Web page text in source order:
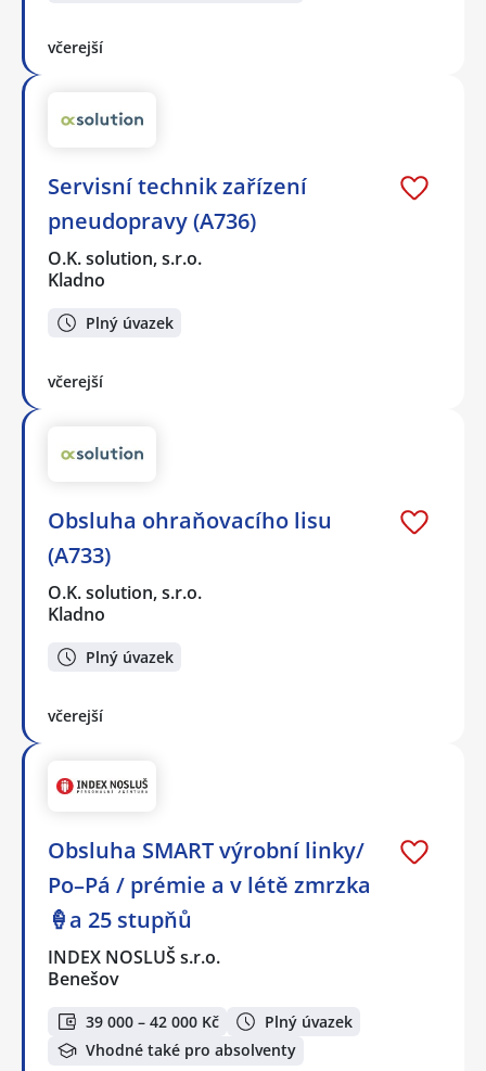
včerejší
Servisní technik zařízení
pneudopravy (A736)
O.K. solution, s.r.o.
Kladno
Plný úvazek
včerejší
Obsluha ohraňovacího lisu
(A733)
O.K. solution, s.r.o.
Kladno
Plný úvazek
včerejší
Obsluha SMART výrobní linky/
Po–Pá / prémie a v létě zmrzka
🍦a 25 stupňů
INDEX NOSLUŠ s.r.o.
Benešov
39 000 – 42 000 Kč
Plný úvazek
Vhodné také pro absolventy